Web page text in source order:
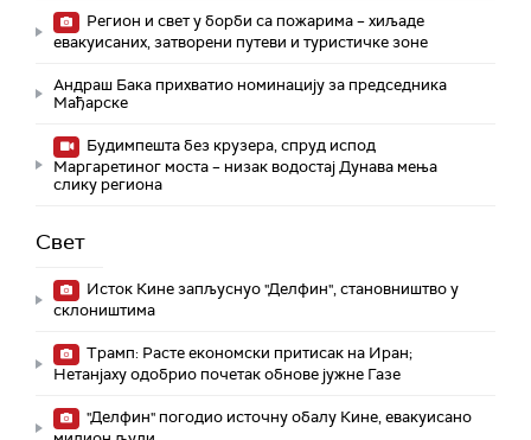
Регион и свет у борби са пожарима – хиљаде
евакуисаних, затворени путеви и туристичке зоне
Андраш Бака прихватио номинацију за председника
Мађарске
Будимпешта без крузера, спруд испод
Маргаретиног моста – низак водостај Дунава мења
слику региона
Свет
Исток Кине запљуснуо "Делфин", становништво у
склоништима
Трамп: Расте економски притисак на Иран;
Нетанјаху одобрио почетак обнове јужне Газе
"Делфин" погодио источну обалу Кине, евакуисано